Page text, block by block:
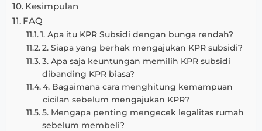
Kesimpulan
FAQ
1. Apa itu KPR Subsidi dengan bunga rendah?
2. Siapa yang berhak mengajukan KPR subsidi?
3. Apa saja keuntungan memilih KPR subsidi
dibanding KPR biasa?
4. Bagaimana cara menghitung kemampuan
cicilan sebelum mengajukan KPR?
5. Mengapa penting mengecek legalitas rumah
sebelum membeli?